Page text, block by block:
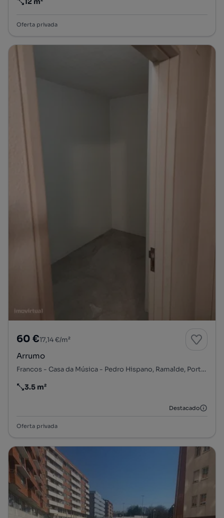
Preço por metro quadrado
Oferta privada
60 €17,14 €/m²
Arrumo
Francos - Casa da Música - Pedro Hispano, Ramalde, Porto, Porto
Preço por metro quadrado
3.5 m²
Destacado
Oferta privada